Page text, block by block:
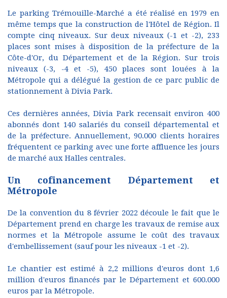
Le parking Trémouille-Marché a été réalisé en 1979 en
même temps que la construction de l'Hôtel de Région. Il
compte cinq niveaux. Sur deux niveaux (-1 et -2), 233
places sont mises à disposition de la préfecture de la
Côte-d'Or, du Département et de la Région. Sur trois
niveaux (-3, -4 et -5), 450 places sont louées à la
Métropole qui a délégué la gestion de ce parc public de
stationnement à Divia Park.
Ces dernières années, Divia Park recensait environ 400
abonnés dont 140 salariés du conseil départemental et
de la préfecture. Annuellement, 90.000 clients horaires
fréquentent ce parking avec une forte affluence les jours
de marché aux Halles centrales.
Un cofinancement Département et
Métropole
De la convention du 8 février 2022 découle le fait que le
Département prend en charge les travaux de remise aux
normes et la Métropole assume le coût des travaux
d'embellissement (sauf pour les niveaux -1 et -2).
Le chantier est estimé à 2,2 millions d'euros dont 1,6
million d'euros financés par le Département et 600.000
euros par la Métropole.